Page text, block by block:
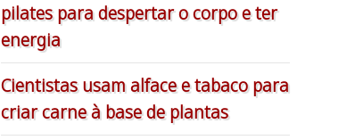
pilates para despertar o corpo e ter
energia
Cientistas usam alface e tabaco para
criar carne à base de plantas